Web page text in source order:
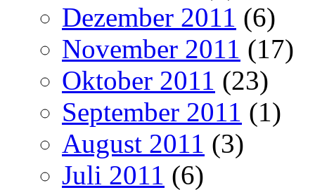
Dezember 2011 (6)
November 2011 (17)
Oktober 2011 (23)
September 2011 (1)
August 2011 (3)
Juli 2011 (6)